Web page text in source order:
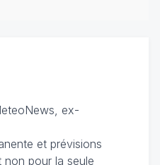
ex-
et prévisions
pour la seule